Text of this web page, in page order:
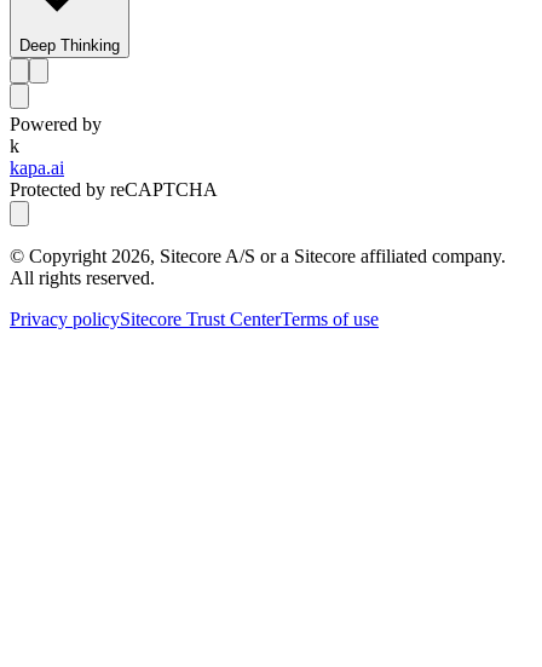
Deep Thinking
Powered by
k
kapa.ai
Protected by reCAPTCHA
© Copyright 2026, Sitecore A/S or a Sitecore affiliated company.
All rights reserved.
Privacy policySitecore Trust CenterTerms of use